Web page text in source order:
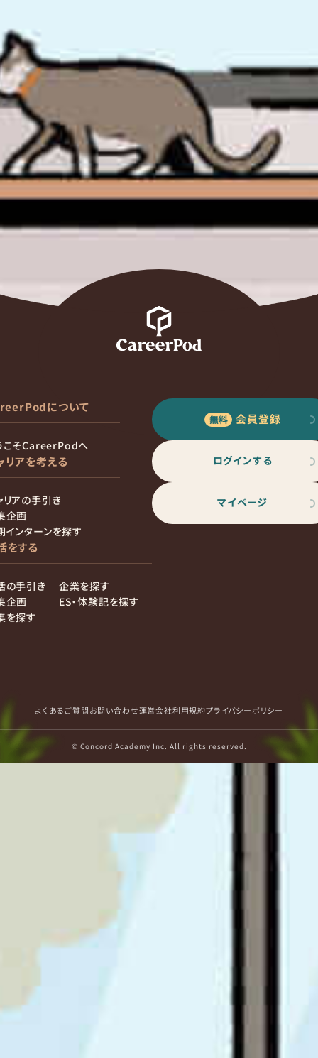
について
こそCareerPodへ
リアを考える
リアの手引き
企画
インターンを探す
をする
の手引き
企画
を探す
企業を探す
ES・体験記を探す
会員登録
ログインする
マイページ
よくあるご質問お問い合わせ運営会社利用規約プライバシーポリシー
© Concord Academy Inc. All rights reserved.